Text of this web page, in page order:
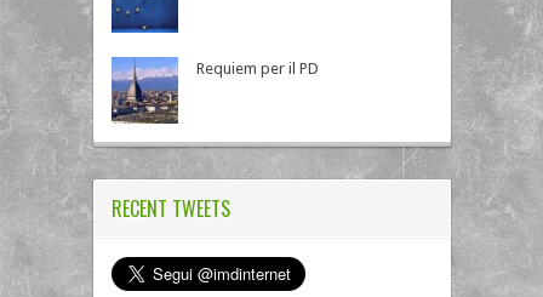
Requiem per il PD
RECENT TWEETS